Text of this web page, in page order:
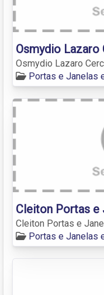
Osmydio Lazaro
Osmydio Lazaro
Portas e Janelas
Cleiton Portas e
Cleiton Portas e
Portas e Janelas